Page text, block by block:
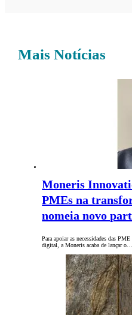
Mais Notícias
Moneris
PMEs na
nomeia novo
Para apoiar as necessidades das
digital, a Moneris acaba de lançar o…